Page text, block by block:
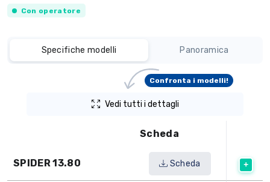
Con operatore
Specifiche modelli Panoramica
Vedi tutti i dettagli
Confronta i modelli!
Scheda
SPIDER 13.80 Scheda